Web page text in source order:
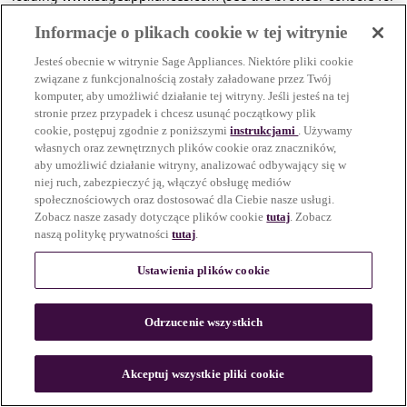
n
Informacje o plikach cookie w tej witrynie
Jesteś obecnie w witrynie Sage Appliances. Niektóre pliki cookie
związane z funkcjonalnością zostały załadowane przez Twój
komputer, aby umożliwić działanie tej witryny. Jeśli jesteś na tej
stronie przez przypadek i chcesz usunąć początkowy plik
cookie, postępuj zgodnie z poniższymiinstrukcjami . Używamy
własnych oraz zewnętrznych plików cookie oraz znaczników,
aby umożliwić działanie witryny, analizować odbywający się w
niej ruch, zabezpieczyć ją, włączyć obsługę mediów
społecznościowych oraz dostosować dla Ciebie nasze usługi.
Zobacz nasze zasady dotyczące plików cookietutaj. Zobacz
naszą politykę prywatnościtutaj.
Ustawienia plików cookie
Odrzucenie wszystkich
Akceptuj wszystkie pliki cookie